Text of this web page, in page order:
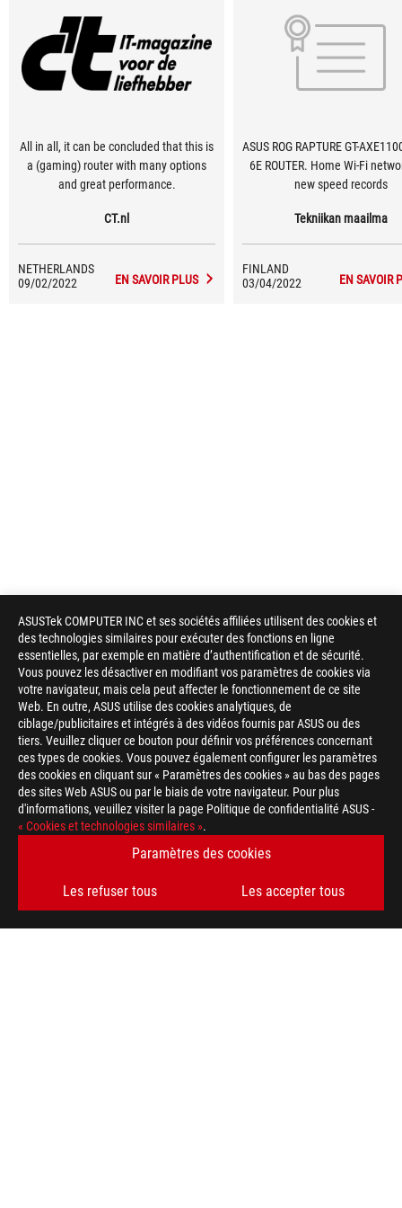
ASUSTek COMPUTER INC et ses sociétés affiliées utilisent des cookies et
des technologies similaires pour exécuter des fonctions en ligne
essentielles, par exemple en matière d’authentification et de sécurité.
Vous pouvez les désactiver en modifiant vos paramètres de cookies via
votre navigateur, mais cela peut affecter le fonctionnement de ce site
Web. En outre, ASUS utilise des cookies analytiques, de
ciblage/publicitaires et intégrés à des vidéos fournis par ASUS ou des
tiers. Veuillez cliquer ce bouton pour définir vos préférences concernant
ces types de cookies. Vous pouvez également configurer les paramètres
des cookies en cliquant sur « Paramètres des cookies » au bas des pages
des sites Web ASUS ou par le biais de votre navigateur. Pour plus
d'informations, veuillez visiter la page Politique de confidentialité ASUS -
« Cookies et technologies similaires ».
Paramètres des cookies
Les refuser tous Les accepter tous
All in all, it can be concluded that this is
a (gaming) router with many options
and great performance.
CT.nl
NETHERLANDS
09/02/2022
EN SAVOIR PLUS
ASUS ROG RAPTURE GT-
6E ROUTER. Home Wi-Fi
new speed records
Tekniikan maailma
FINLAND
03/04/2022
EN SAVOIR